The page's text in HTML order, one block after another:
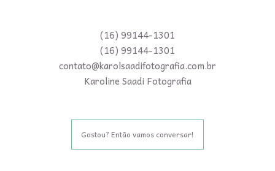
(16) 99144-1301
(16) 99144-1301
contato@karolsaadifotografia.com.br
Karoline Saadi Fotografia
Gostou? Então vamos conversar!